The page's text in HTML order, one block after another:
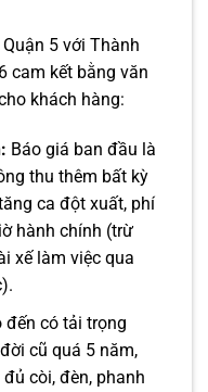
5 với Thành
cam kết bằng văn
khách hàng:
Báo giá ban đầu là
thu thêm bất kỳ
ca đột xuất, phí
hành chính (trừ
xế làm việc qua
đến có tải trọng
cũ quá 5 năm,
còi, đèn, phanh